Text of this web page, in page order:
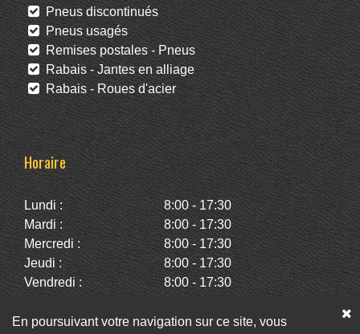
Pneus discontinués
Pneus usagés
Remises postales - Pneus
Rabais - Jantes en alliage
Rabais - Roues d'acier
Horaire
Lundi :
8:00 - 17:30
Mardi :
8:00 - 17:30
Mercredi :
8:00 - 17:30
Jeudi :
8:00 - 17:30
Vendredi :
8:00 - 17:30
Dimanche :
Fermé
En poursuivant votre navigation sur ce site, vous